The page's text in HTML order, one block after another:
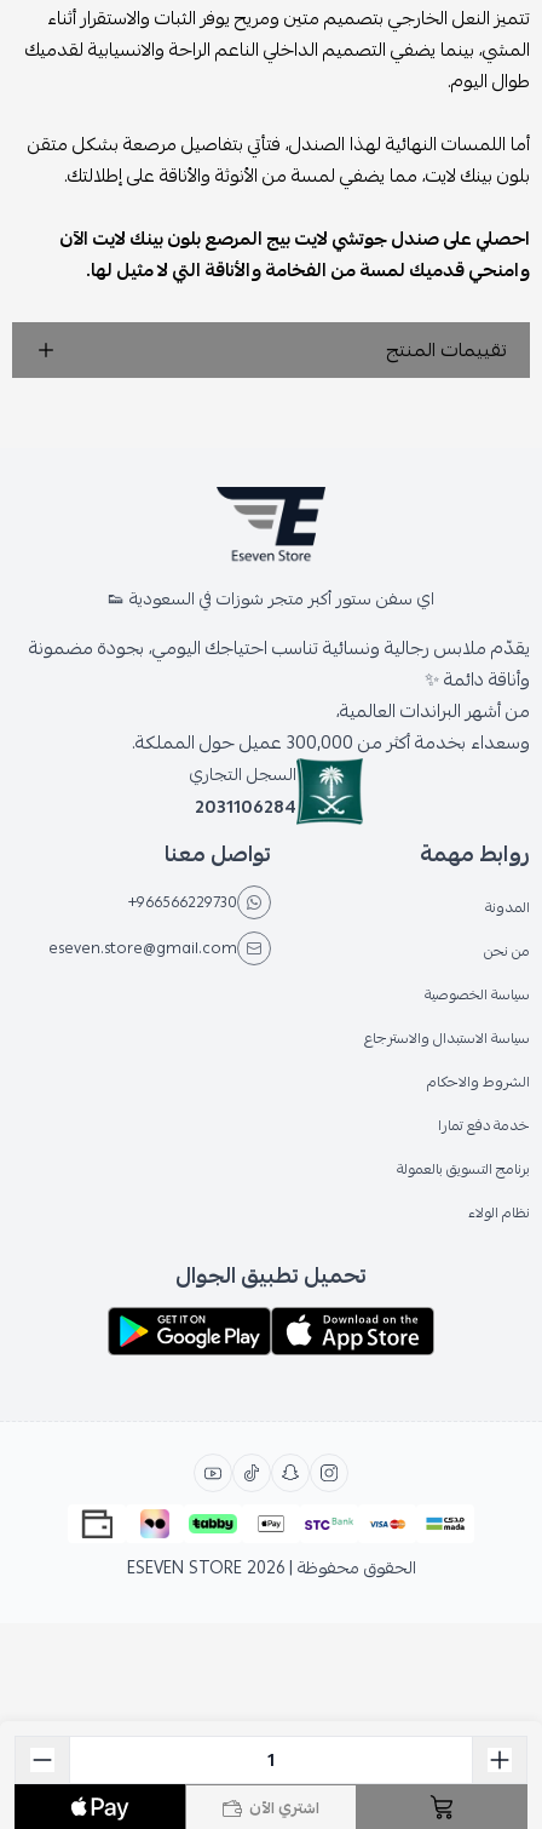
اشتري الآن
تتميز النعل الخارجي بتصميم متين ومريح يوفر الثبات والاستقرار أثناء
المشي، بينما يضفي التصميم الداخلي الناعم الراحة والانسيابية لقدميك
طوال اليوم.
أما اللمسات النهائية لهذا الصندل، فتأتي بتفاصيل مرصعة بشكل متقن
بلون بينك لايت، مما يضفي لمسة من الأنوثة والأناقة على إطلالتك.
احصلي على صندل جوتشي لايت بيج المرصع بلون بينك لايت الآن
وامنحي قدميك لمسة من الفخامة والأناقة التي لا مثيل لها.
تقييمات المنتج
اي سفن ستور أكبر متجر شوزات في السعودية 👟
يقدّم ملابس رجالية ونسائية تناسب احتياجك اليومي، بجودة مضمونة
وأناقة دائمة ✨
من أشهر البراندات العالمية،
وسعداء بخدمة أكثر من 300,000 عميل حول المملكة.
السجل التجاري
2031106284
روابط مهمة
المدونة
من نحن
سياسة الخصوصية
سياسة الاستبدال والاسترجاع
الشروط والاحكام
خدمة دفع تمارا
برنامج التسويق بالعمولة
نظام الولاء
تواصل معنا
+966566229730
eseven.store@gmail.com
تحميل تطبيق الجوال
الحقوق محفوظة | 2026 ESEVEN STORE